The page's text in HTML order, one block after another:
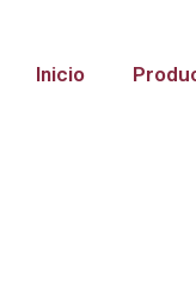
Inicio